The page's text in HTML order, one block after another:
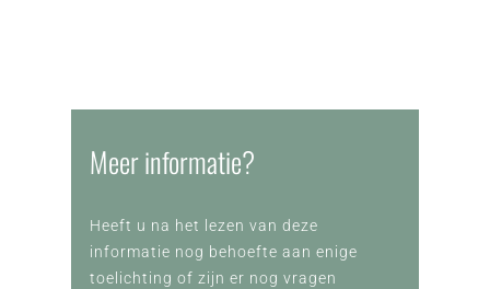
Meer informatie?
Heeft u na het lezen van deze
informatie nog behoefte aan enige
toelichting of zijn er nog vragen